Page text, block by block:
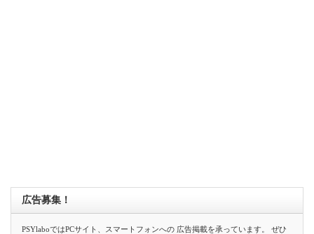
広告募集！
PSYlaboではPCサイト、スマートフォンへの 広告掲載を承っています。 ぜひ